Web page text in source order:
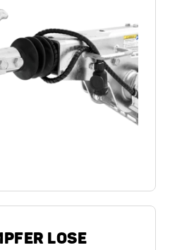
LOSE